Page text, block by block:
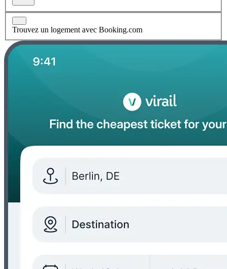
Trouvez un logement avec Booking.com